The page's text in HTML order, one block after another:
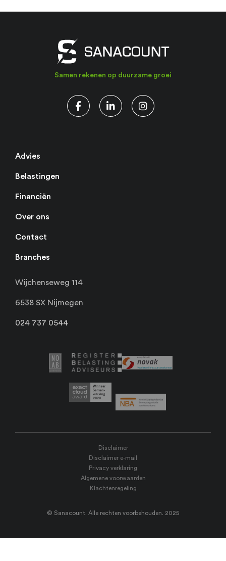
Samen rekenen op duurzame groei
Advies
Belastingen
Financiën
Over ons
Contact
Branches
Wijchenseweg 114
6538 SX Nijmegen
024 737 0544
Disclaimer
Disclaimer e-mail
Privacy verklaring
Algemene voorwaarden
Klachtenregeling
© Sanacount. Alle rechten voorbehouden. 2025